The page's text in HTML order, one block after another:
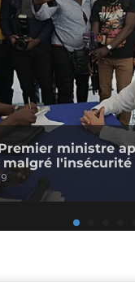
ministre
malgré l'insécurité